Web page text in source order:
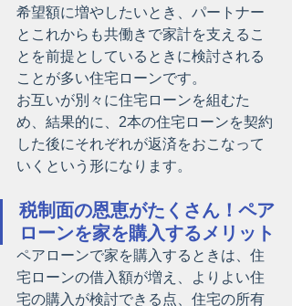
希望額に増やしたいとき、パートナー
とこれからも共働きで家計を支えるこ
とを前提としているときに検討される
ことが多い住宅ローンです。
お互いが別々に住宅ローンを組むた
め、結果的に、2本の住宅ローンを契約
した後にそれぞれが返済をおこなって
いくという形になります。
税制面の恩恵がたくさん！ペア
ローンを家を購入するメリット
ペアローンで家を購入するときは、住
宅ローンの借入額が増え、よりよい住
宅の購入が検討できる点、住宅の所有